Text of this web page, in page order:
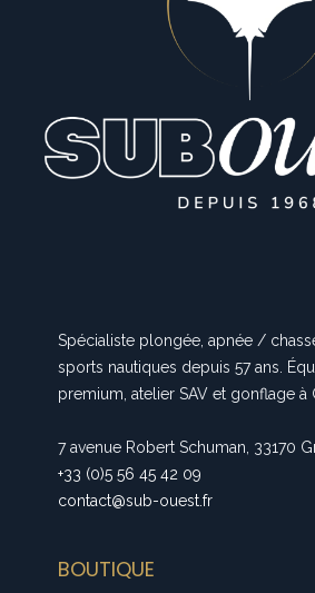
Spécialiste plongée, apnée /
sports nautiques depuis 57 ans.
premium, atelier SAV et gonflage à
7 avenue Robert Schuman, 33170
+33 (0)5 56 45 42 09
contact@sub-ouest.fr
BOUTIQUE